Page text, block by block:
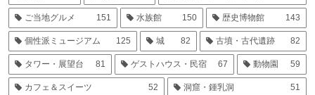
ご当地グルメ 151 水族館 150 歴史博物館 143
個性派ミュージアム 125 城 82 古墳・古代遺跡 82
タワー・展望台 81 ゲストハウス・民宿 67 動物園 59
カフェ＆スイーツ 52 洞窟・鍾乳洞 51